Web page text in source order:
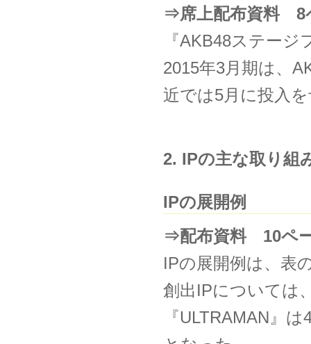
⇒席上配布資料 8
『AKB48ステー
2015年3月期は、
近では5月に投入
2. IPの主な取り組
IPの展開例
⇒配布資料 10ペ
IPの展開例は、表
創出IPについては
『ULTRAMAN』